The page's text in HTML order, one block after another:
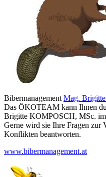
Bibermanagement Mag.
Das ÖKOTEAM kann Ihnen
Brigitte KOMPOSCH, MSc. im
Gerne wird sie Ihre Fragen zur
Konflikten beantworten.
www.bibermanagement.at